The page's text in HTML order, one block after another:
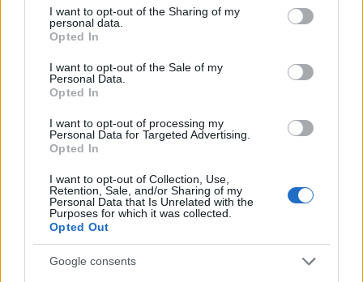
not limited to your visit or usage behaviour. You may click to
grant or deny consent to Google and its third-party tags to
use your data for below specified purposes in below Google
consent section.
I want to opt-out of the Sharing of my
personal data.
Opted In
I want to opt-out of the Sale of my
Personal Data.
Opted In
I want to opt-out of processing my
Personal Data for Targeted Advertising.
Opted In
I want to opt-out of Collection, Use,
Retention, Sale, and/or Sharing of my
Personal Data that Is Unrelated with the
Purposes for which it was collected.
Opted Out
Google consents
Continue lendo